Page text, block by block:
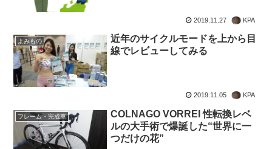
2019.11.27 KPA
よみもの
近年のサイクルモードを上から目
線でレビューしてみる
2019.11.05 KPA
フレーム・完成車
COLNAGO VORREI 性転換レベ
ルの大手術で爆誕した“世界に一
つだけの花”